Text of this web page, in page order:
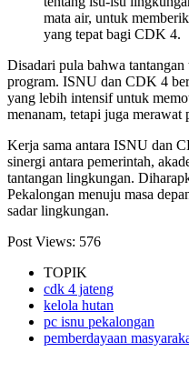
mata air, untuk
yang tepat bagi CDK 4.
Disadari pula bahwa tantangan
program. ISNU dan CDK 4
yang lebih intensif untuk
menanam, tetapi juga merawat
Kerja sama antara ISNU dan
sinergi antara pemerintah,
tantangan lingkungan.
Pekalongan menuju masa
sadar lingkungan.
Post Views: 576
TOPIK
cdk 4 jateng
kelola hutan
pc isnu pekalongan
pemberdayaan